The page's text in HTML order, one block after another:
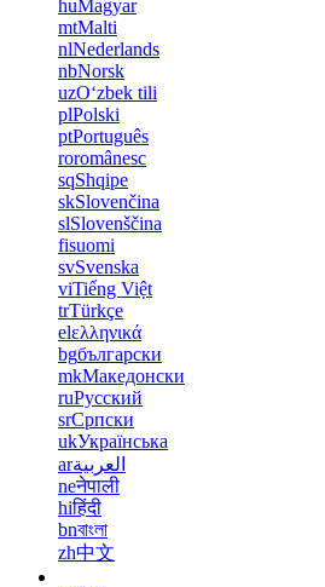
huMagyar
mtMalti
nlNederlands
nbNorsk
uzOʻzbek tili
plPolski
ptPortuguês
roromânesc
sqShqipe
skSlovenčina
slSlovenščina
fisuomi
svSvenska
viTiếng Việt
trTürkçe
elελληνικά
bgбългарски
mkМакедонски
ruРусский
srСрпски
ukУкраїнська
arالعربية
neनेपाली
hiहिंदी
bnবাংলা
zh中文